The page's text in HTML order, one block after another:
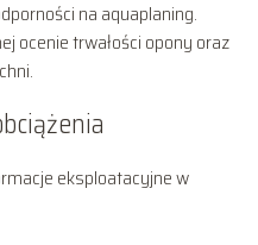
na aquaplaning.
ocenie trwałości opony oraz
eksploatacyjne w